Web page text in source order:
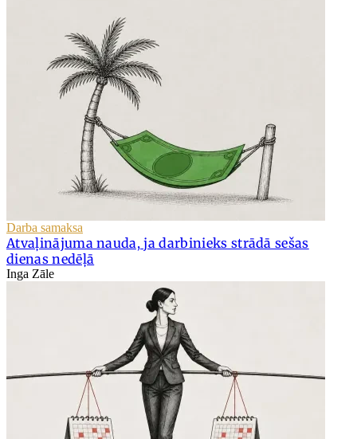
Darba samaksa
Atvaļinājuma nauda, ja darbinieks strādā sešas
dienas nedēļā
Inga Zāle